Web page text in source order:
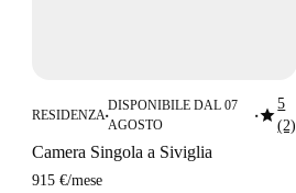
RESIDENZA■
DISPONIBILE DAL 07
AGOSTO
■star5
(2)
Camera Singola a Siviglia
915 €/mese